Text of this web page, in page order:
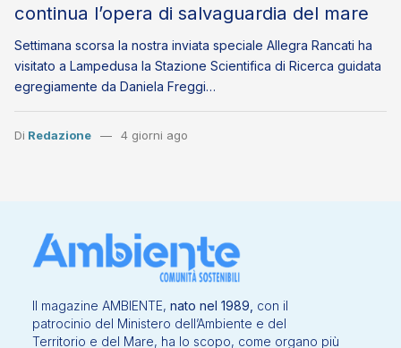
continua l’opera di salvaguardia del mare
Settimana scorsa la nostra inviata speciale Allegra Rancati ha
visitato a Lampedusa la Stazione Scientifica di Ricerca guidata
egregiamente da Daniela Freggi…
Di Redazione 4 giorni ago
Il magazine AMBIENTE, nato nel 1989, con il
patrocinio del Ministero dell’Ambiente e del
Territorio e del Mare, ha lo scopo, come organo più